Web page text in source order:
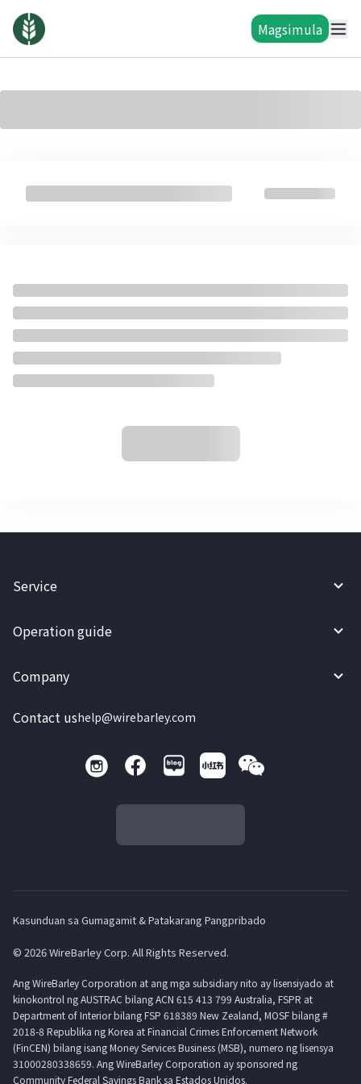
Magsimula
Service
Operation guide
Company
Contact ushelp@wirebarley.com
Kasunduan sa Gumagamit & Patakarang Pangpribado
© 2026 WireBarley Corp. All Rights Reserved.
Ang WireBarley Corporation at ang mga subsidiary nito ay lisensiyado at
kinokontrol ng AUSTRAC bilang ACN 615 413 799 Australia, FSPR at
Department of Interior bilang FSP 618389 New Zealand, MOSF bilang #
2018-8 Republika ng Korea at Financial Crimes Enforcement Network
(FinCEN) bilang isang Money Services Business (MSB), numero ng lisensya
31000280338659. Ang WireBarley Corporation ay sponsored ng
Community Federal Savings Bank sa Estados Unidos.